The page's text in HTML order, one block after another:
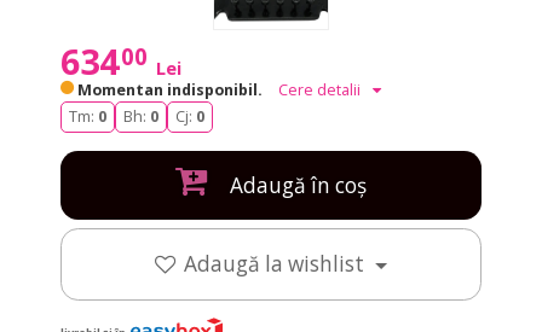
63400 Lei
Momentan indisponibil.
Cere detalii
Tm: 0 Bh: 0 Cj: 0
Adaugă în coș
Adaugă la wishlist